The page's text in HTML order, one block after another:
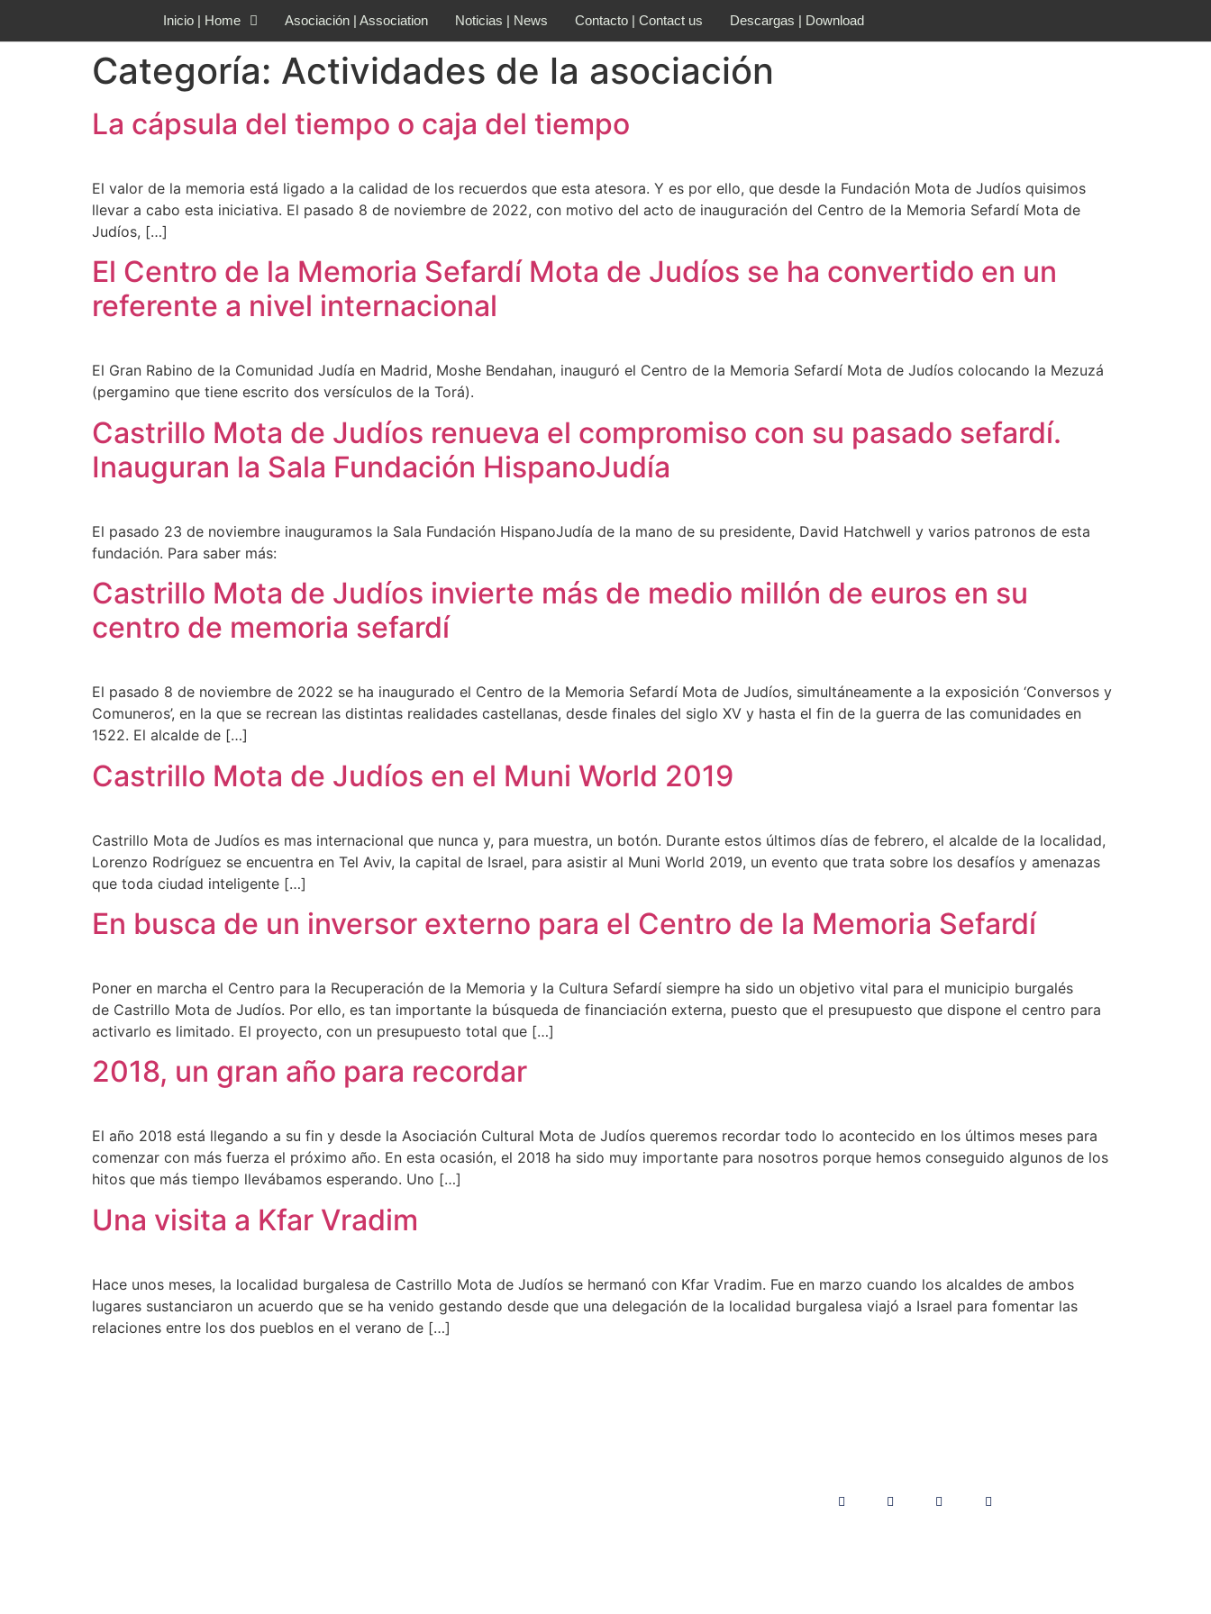
Inicio | Home Asociación | Association Noticias | News Contacto | Contact us Descargas | Download
Categoría: Actividades de la asociación
La cápsula del tiempo o caja del tiempo
El valor de la memoria está ligado a la calidad de los recuerdos que esta atesora. Y es por ello, que desde la Fundación Mota de Judíos quisimos
llevar a cabo esta iniciativa. El pasado 8 de noviembre de 2022, con motivo del acto de inauguración del Centro de la Memoria Sefardí Mota de
Judíos, […]
El Centro de la Memoria Sefardí Mota de Judíos se ha convertido en un
referente a nivel internacional
El Gran Rabino de la Comunidad Judía en Madrid, Moshe Bendahan, inauguró el Centro de la Memoria Sefardí Mota de Judíos colocando la Mezuzá
(pergamino que tiene escrito dos versículos de la Torá).
Castrillo Mota de Judíos renueva el compromiso con su pasado sefardí.
Inauguran la Sala Fundación HispanoJudía
El pasado 23 de noviembre inauguramos la Sala Fundación HispanoJudía de la mano de su presidente, David Hatchwell y varios patronos de esta
fundación. Para saber más:
Castrillo Mota de Judíos invierte más de medio millón de euros en su
centro de memoria sefardí
El pasado 8 de noviembre de 2022 se ha inaugurado el Centro de la Memoria Sefardí Mota de Judíos, simultáneamente a la exposición ‘Conversos y
Comuneros’, en la que se recrean las distintas realidades castellanas, desde finales del siglo XV y hasta el fin de la guerra de las comunidades en
1522. El alcalde de […]
Castrillo Mota de Judíos en el Muni World 2019
Castrillo Mota de Judíos es mas internacional que nunca y, para muestra, un botón. Durante estos últimos días de febrero, el alcalde de la localidad,
Lorenzo Rodríguez se encuentra en Tel Aviv, la capital de Israel, para asistir al Muni World 2019, un evento que trata sobre los desafíos y amenazas
que toda ciudad inteligente […]
En busca de un inversor externo para el Centro de la Memoria Sefardí
Poner en marcha el Centro para la Recuperación de la Memoria y la Cultura Sefardí siempre ha sido un objetivo vital para el municipio burgalés
de Castrillo Mota de Judíos. Por ello, es tan importante la búsqueda de financiación externa, puesto que el presupuesto que dispone el centro para
activarlo es limitado. El proyecto, con un presupuesto total que […]
2018, un gran año para recordar
El año 2018 está llegando a su fin y desde la Asociación Cultural Mota de Judíos queremos recordar todo lo acontecido en los últimos meses para
comenzar con más fuerza el próximo año. En esta ocasión, el 2018 ha sido muy importante para nosotros porque hemos conseguido algunos de los
hitos que más tiempo llevábamos esperando. Uno […]
Una visita a Kfar Vradim
Hace unos meses, la localidad burgalesa de Castrillo Mota de Judíos se hermanó con Kfar Vradim. Fue en marzo cuando los alcaldes de ambos
lugares sustanciaron un acuerdo que se ha venido gestando desde que una delegación de la localidad burgalesa viajó a Israel para fomentar las
relaciones entre los dos pueblos en el verano de […]